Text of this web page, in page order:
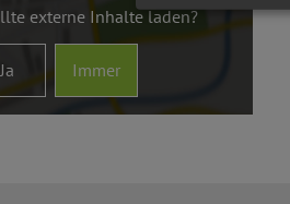
externe Inhalte laden?
Ja Immer